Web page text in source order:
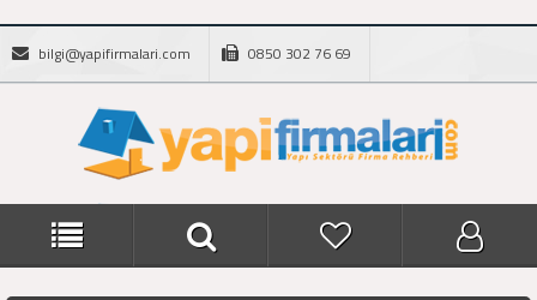
bilgi@yapifirmalari.com 0850 302 76 69